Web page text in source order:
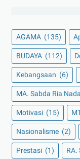
AGAMA (135)
BUDAYA (112)
Kebangsaan (6)
MA. Sabda Ria Nada
Motivasi (15)
Nasionalisme (2)
Prestasi (1) RA.